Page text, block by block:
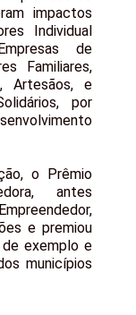
impactos
Individual
de
Familiares,
Artesãos, e
por
o Prêmio
antes
e premiou
exemplo e
municípios